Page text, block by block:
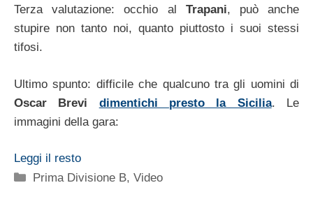
Terza valutazione: occhio al Trapani, può anche
stupire non tanto noi, quanto piuttosto i suoi stessi
tifosi.
Ultimo spunto: difficile che qualcuno tra gli uomini di
Oscar Brevi
dimentichi presto la Sicilia. Le
immagini della gara:
Leggi il resto
Categorie
Prima Divisione B,Video